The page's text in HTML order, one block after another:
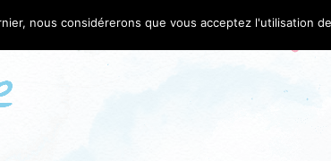
nous considérerons que vous acceptez l'utilisation